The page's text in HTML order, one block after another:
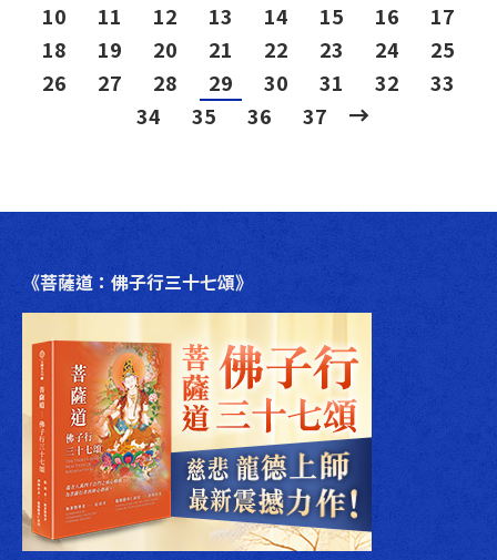
10
11 12 13 14 15 16
17
18
19 20 21 22 23 24
25
26
27 28 29 30 31 32
33
34
35 36 37
《菩薩道：佛子行三十七頌》